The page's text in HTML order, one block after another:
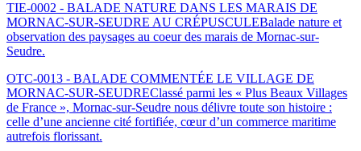
TIE-0002 - BALADE NATURE DANS LES MARAIS DE
MORNAC-SUR-SEUDRE AU CRÉPUSCULEBalade nature et
observation des paysages au coeur des marais de Mornac-sur-
Seudre.
OTC-0013 - BALADE COMMENTÉE LE VILLAGE DE
MORNAC-SUR-SEUDREClassé parmi les « Plus Beaux Villages
de France », Mornac-sur-Seudre nous délivre toute son histoire :
celle d’une ancienne cité fortifiée, cœur d’un commerce maritime
autrefois florissant.